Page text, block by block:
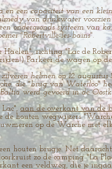
een capaciteit van een
van drinkwater
ondergronds systeem van
"Robertville-les-bains".
richting "Lac de
Parkeer de wagen op
helmen op 12 augustus
die "brug van Waterloo"
werd gevoerd in de
aan de overkant van de
houten wegwijzers
op de Warche met
houten brugje. Net
zo de camping "La
een veldweg, die je